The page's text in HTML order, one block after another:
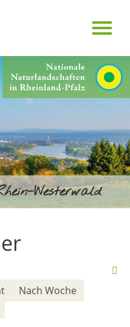
Westerwald
Nach Woche